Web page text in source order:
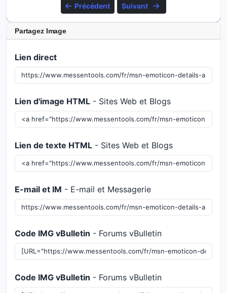
Précédent Suivant
Partagez Image
Lien direct
Lien d'image HTML - Sites Web et Blogs
Lien de texte HTML - Sites Web et Blogs
E-mail et IM - E-mail et Messagerie
Code IMG vBulletin - Forums vBulletin
Code IMG vBulletin - Forums vBulletin